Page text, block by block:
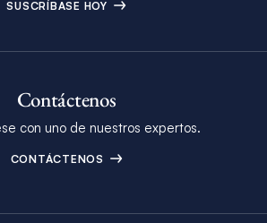
SUSCRÍBASE HOY
Contáctenos
con uno de nuestros expertos.
CONTÁCTENOS